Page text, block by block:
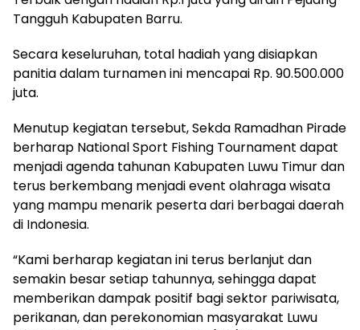
Tangguh Kabupaten Barru.
Secara keseluruhan, total hadiah yang disiapkan
panitia dalam turnamen ini mencapai Rp. 90.500.000
juta.
Menutup kegiatan tersebut, Sekda Ramadhan Pirade
berharap National Sport Fishing Tournament dapat
menjadi agenda tahunan Kabupaten Luwu Timur dan
terus berkembang menjadi event olahraga wisata
yang mampu menarik peserta dari berbagai daerah
di Indonesia.
“Kami berharap kegiatan ini terus berlanjut dan
semakin besar setiap tahunnya, sehingga dapat
memberikan dampak positif bagi sektor pariwisata,
perikanan, dan perekonomian masyarakat Luwu